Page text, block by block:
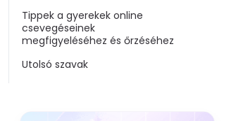
Tippek a gyerekek online
csevegéseinek
megfigyeléséhez és őrzéséhez
Utolsó szavak